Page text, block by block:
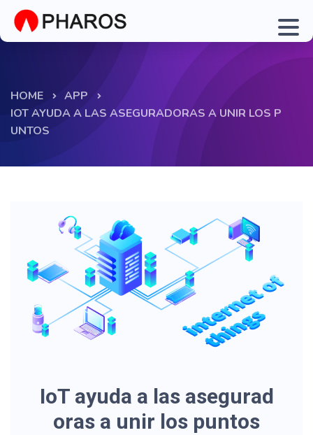
HOME
APP
IOT AYUDA A LAS ASEGURADORAS A UNIR LOS P
UNTOS
IoT ayuda a las asegurad
oras a unir los puntos